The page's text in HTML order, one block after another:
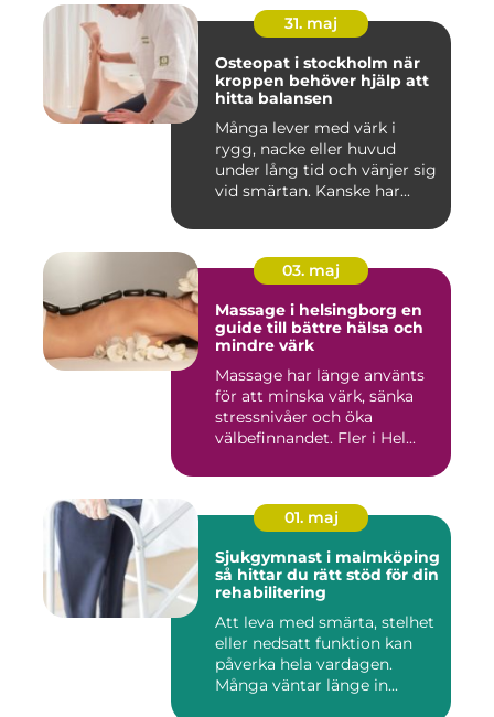
31. maj
Osteopat i stockholm när
kroppen behöver hjälp att
hitta balansen
Många lever med värk i
rygg, nacke eller huvud
under lång tid och vänjer sig
vid smärtan. Kanske har...
03. maj
Massage i helsingborg en
guide till bättre hälsa och
mindre värk
Massage har länge använts
för att minska värk, sänka
stressnivåer och öka
välbefinnandet. Fler i Hel...
01. maj
Sjukgymnast i malmköping
så hittar du rätt stöd för din
rehabilitering
Att leva med smärta, stelhet
eller nedsatt funktion kan
påverka hela vardagen.
Många väntar länge in...